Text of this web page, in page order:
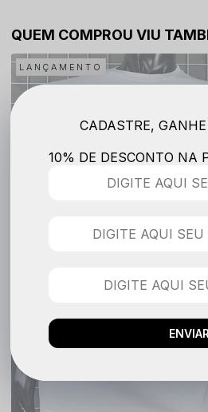
QUEM COMPROU VIU
LANÇAMENTO
CADASTRE,
10% DE DESCONTO NA
ENVIAR